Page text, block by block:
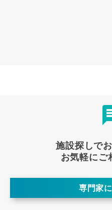
施設探しで
お気軽にご
専門家